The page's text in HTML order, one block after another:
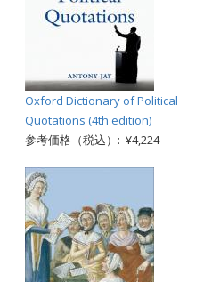
Oxford Dictionary of Political
Quotations (4th edition)
参考価格（税込）: ¥4,224